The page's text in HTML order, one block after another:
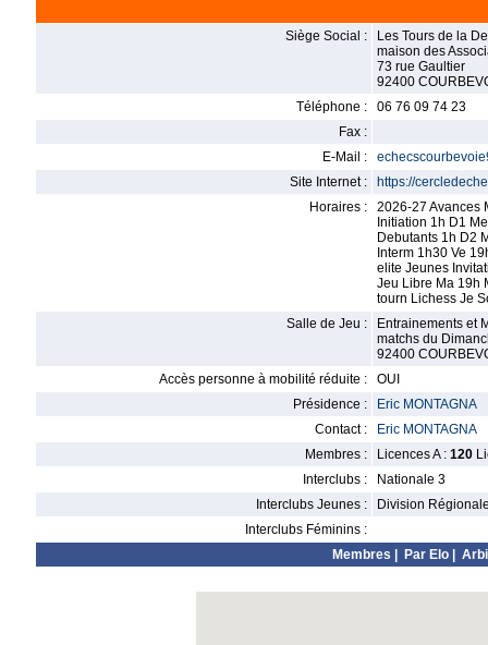
Siège Social :
Les Tours de la
maison des
73 rue Gaultier
92400
Téléphone :
06 76 09 74 23
Fax :
E-Mail :
Site Internet :
https://
Horaires :
2026-27 Avances
Initiation 1h D1
Debutants 1h D2
Interm 1h30 Ve
elite Jeunes
Jeu Libre Ma 19h
tourn Lichess Je
Salle de Jeu :
Entrainements et
matchs du
92400
Accès personne à mobilité réduite :
OUI
Présidence :
Eric MONTAGNA
Contact :
Eric MONTAGNA
Membres :
Licences A : 120
Interclubs :
Nationale 3
Interclubs Jeunes :
Division
Interclubs Féminins :
Membres
Par Elo